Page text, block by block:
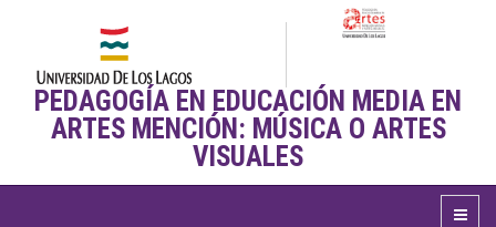
PEDAGOGÍA EN EDUCACIÓN MEDIA EN
ARTES MENCIÓN: MÚSICA O ARTES
VISUALES